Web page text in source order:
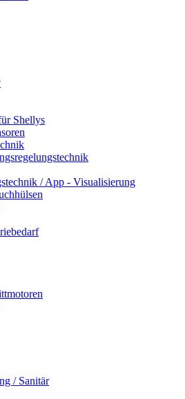
Shellys
/ App - Visualisierung
/ Sanitär